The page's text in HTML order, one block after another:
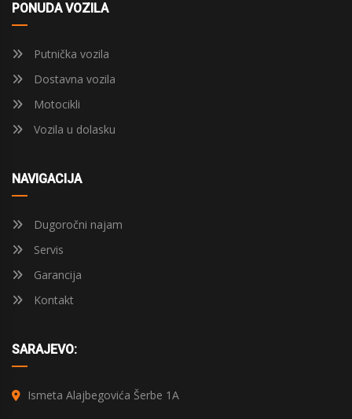
PONUDA VOZILA
Putnička vozila
Dostavna vozila
Motocikli
Vozila u dolasku
NAVIGACIJA
Dugoročni najam
Servis
Garancija
Kontakt
SARAJEVO:
Ismeta Alajbegovića Šerbe 1A